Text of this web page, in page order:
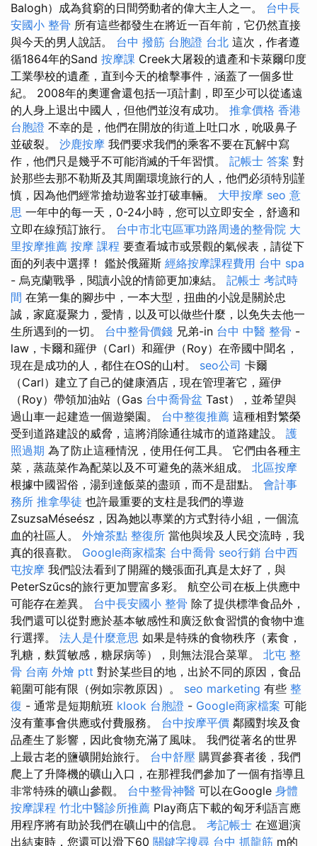
Balogh）成為貧窮的日間勞動者的偉大主人之一。 台中長
安國小 整骨 所有這些都發生在將近一百年前，它仍然直接
與今天的男人說話。 台中 撥筋 台胞證 台北 這次，作者遵
循1864年的Sand 按摩課 Creek大屠殺的遺產和卡萊爾印度
工業學校的遺產，直到今天的槍擊事件，涵蓋了一個多世
紀。 2008年的奧運會還包括一項計劃，即至少可以從遙遠
的人身上退出中國人，但他們並沒有成功。 推拿價格 香港
台胞證 不幸的是，他們在開放的街道上吐口水，吮吸鼻子
並破裂。 沙鹿按摩 我們要求我們的乘客不要在瓦解中寫
作，他們只是幾乎不可能消滅的千年習慣。 記帳士 答案 對
於那些去那不勒斯及其周圍環境旅行的人，他們必須特別謹
慎，因為他們經常搶劫遊客並打破車輛。 大甲按摩 seo 意
思 一年中的每一天，0-24小時，您可以立即安全，舒適和
立即在線預訂旅行。 台中市北屯區軍功路周邊的整骨院 大
里按摩推薦 按摩 課程 要查看城市或景觀的氣候表，請從下
面的列表中選擇！ 鑑於俄羅斯 經絡按摩課程費用 台中 spa
- 烏克蘭戰爭，閱讀小說的情節更加凍結。 記帳士 考試時
間 在第一集的腳步中，一本大型，扭曲的小說是關於忠
誠，家庭凝聚力，愛情，以及可以做些什麼，以免失去他一
生所遇到的一切。 台中整骨價錢 兄弟-in 台中 中醫 整骨 -
law，卡爾和羅伊（Carl）和羅伊（Roy）在帝國中聞名，
現在是成功的人，都住在OS的山村。 seo公司 卡爾
（Carl）建立了自己的健康酒店，現在管理著它，羅伊
（Roy）帶領加油站（Gas 台中喬骨盆 Tast），並希望與
過山車一起建造一個遊樂園。 台中整復推薦 這種相對繁榮
受到道路建設的威脅，這將消除通往城市的道路建設。 護
照過期 為了防止這種情況，使用任何工具。 它們由各種主
菜，蒸蔬菜作為配菜以及不可避免的蒸米組成。 北區按摩
根據中國習俗，湯到達飯菜的盡頭，而不是甜點。 會計事
務所 推拿學徒 也許最重要的支柱是我們的導遊
ZsuzsaMéseész，因為她以專業的方式對待小組，一個流
血的社區人。 外燴茶點 整復所 當他與埃及人民交流時，我
真的很喜歡。 Google商家檔案 台中喬骨 seo行銷 台中西
屯按摩 我們設法看到了開羅的幾張面孔真是太好了，與
PeterSzűcs的旅行更加豐富多彩。 航空公司在板上供應中
可能存在差異。 台中長安國小 整骨 除了提供標準食品外，
我們還可以從對應於基本敏感性和廣泛飲食習慣的食物中進
行選擇。 法人是什麼意思 如果是特殊的食物秩序（素食，
乳糖，麩質敏感，糖尿病等），則無法混合菜單。 北屯 整
骨 台南 外燴 ptt 對於某些目的地，出於不同的原因，食品
範圍可能有限（例如宗教原因）。 seo marketing 有些 整
復 - 通常是短期航班 klook 台胞證 - Google商家檔案 可能
沒有董事會供應或付費服務。 台中按摩平價 鄰國對埃及食
品產生了影響，因此食物充滿了風味。 我們從著名的世界
上最古老的鹽礦開始旅行。 台中舒壓 購買參賽者後，我們
爬上了升降機的礦山入口，在那裡我們參加了一個有指導且
非常特殊的礦山參觀。 台中整骨神醫 可以在Google 身體
按摩課程 竹北中醫診所推薦 Play商店下載的匈牙利語言應
用程序將有助於我們在礦山中的信息。 考記帳士 在巡迴演
出結束時，您還可以滑下60 關鍵字搜尋 台中 抓龍筋 m的